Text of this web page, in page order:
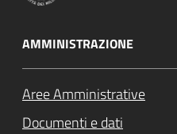
AMMINISTRAZIONE
Aree Amministrative
Documenti e dati